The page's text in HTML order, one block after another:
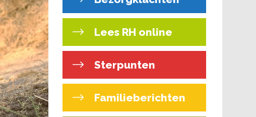
Lees RH online
Sterpunten
Familieberichten